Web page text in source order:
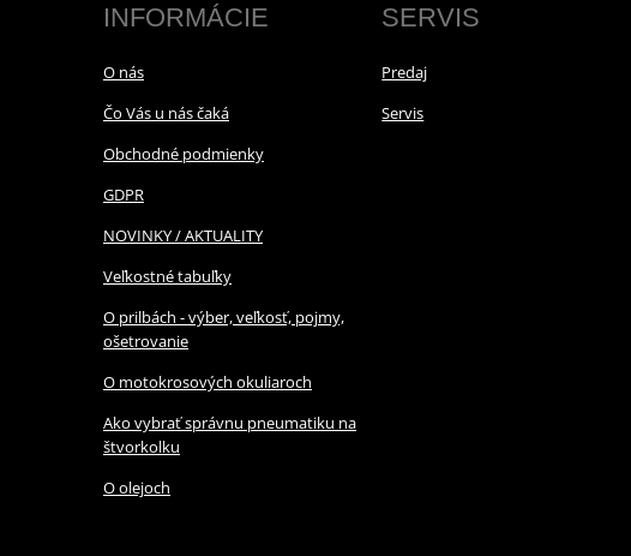
INFORMÁCIE
O nás
Čo Vás u nás čaká
Obchodné podmienky
GDPR
NOVINKY / AKTUALITY
Veľkostné tabuľky
O prilbách - výber, veľkosť, pojmy,
ošetrovanie
O motokrosových okuliaroch
Ako vybrať správnu pneumatiku na
štvorkolku
O olejoch
SERVIS
Predaj
Servis